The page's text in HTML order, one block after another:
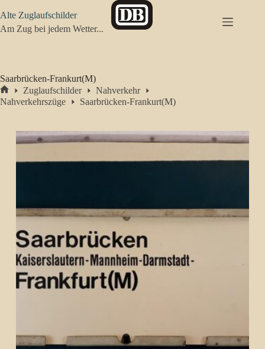
Inhalt
springen
Alte Zuglaufschilder
Am Zug bei jedem Wetter...
Saarbrücken-Frankurt(M)
Start
Zuglaufschilder
Nahverkehr
Nahverkehrszüge
Saarbrücken-Frankurt(M)